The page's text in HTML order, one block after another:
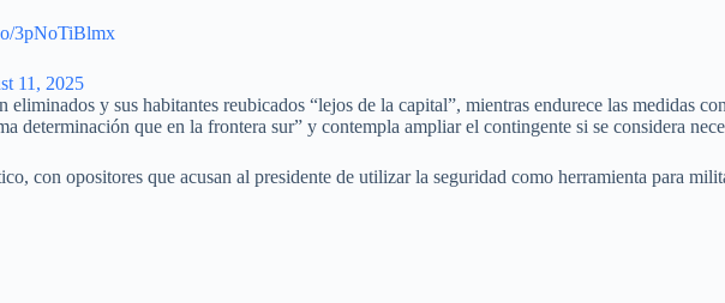
3pNoTiBlmx
11, 2025
y sus habitantes reubicados “lejos de la capital”, mientras endurece las medidas
determinación que en la frontera sur” y contempla ampliar el contingente si se considera
con opositores que acusan al presidente de utilizar la seguridad como herramienta para